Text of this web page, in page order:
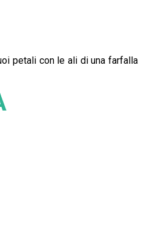
petali con le ali di una farfalla